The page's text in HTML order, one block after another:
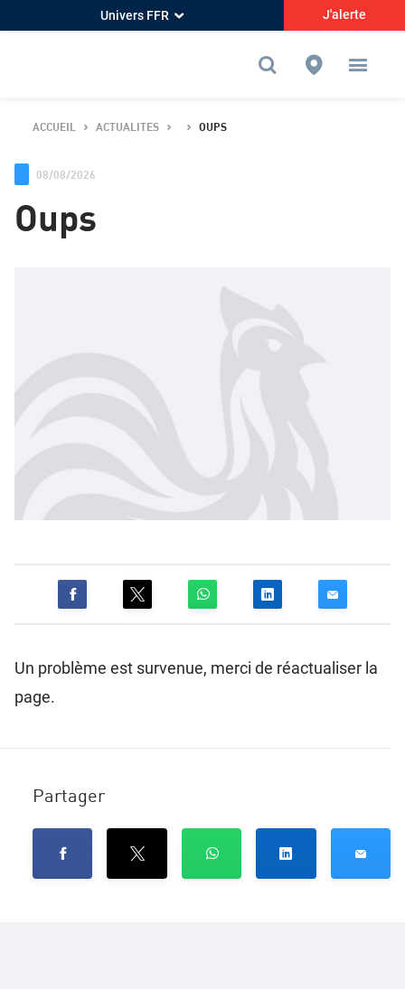
Univers FFR J'alerte
ACCUEIL ACTUALITES OUPS
08/08/2026
Oups
Un problème est survenue, merci de réactualiser la
page.
Partager